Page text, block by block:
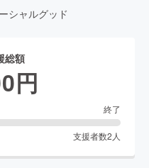
シャルグッド
総額
円
終了
支援者数2 人